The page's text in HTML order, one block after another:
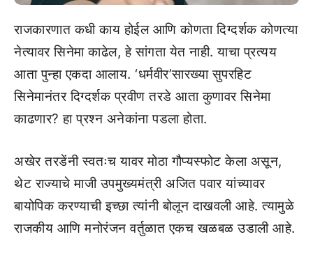
राजकारणात कधी काय होईल आणि कोणता दिग्दर्शक कोणत्या
नेत्यावर सिनेमा काढेल, हे सांगता येत नाही. याचा प्रत्यय
आता पुन्हा एकदा आलाय. ‘धर्मवीर’सारख्या सुपरहिट
सिनेमानंतर दिग्दर्शक प्रवीण तरडे आता कुणावर सिनेमा
काढणार? हा प्रश्न अनेकांना पडला होता.
अखेर तरडेंनी स्वतःच यावर मोठा गौप्यस्फोट केला असून,
थेट राज्याचे माजी उपमुख्यमंत्री अजित पवार यांच्यावर
बायोपिक करण्याची इच्छा त्यांनी बोलून दाखवली आहे. त्यामुळे
राजकीय आणि मनोरंजन वर्तुळात एकच खळबळ उडाली आहे.